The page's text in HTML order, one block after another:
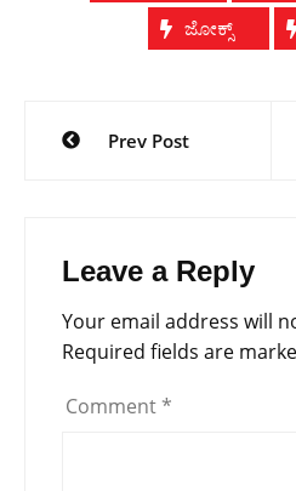
ಜೋಕ್ಸ್
navigation
Prev Post
Leave a Reply
Your email address will
Required fields are
Comment *